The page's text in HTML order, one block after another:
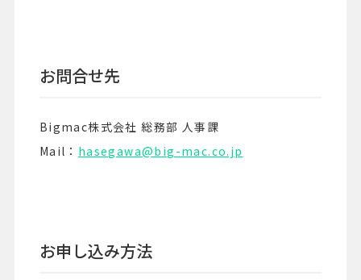
お問合せ先
Bigmac株式会社 総務部 人事課
Mail： hasegawa@big-mac.co.jp
お申し込み方法